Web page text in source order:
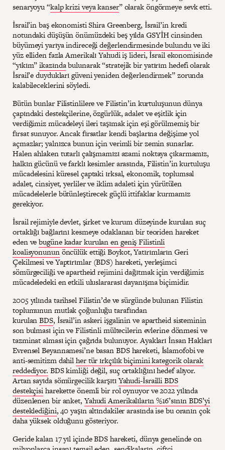
senaryoyu “kalp krizi veya kanser” olarak öngörmeye sevk etti.
İsrail’in baş ekonomisti Shira Greenberg, İsrail’in kredi
notundaki düşüşün önümüzdeki beş yılda GSYİH cinsinden
büyümeyi yarıya indireceğideğerlendirmesinde bulunduve iki
yüz elliden fazla Amerikalı Yahudi iş lideri, İsrail ekonomisinde
“yıkım”ikazındabulunarak “stratejik bir yatırım hedefi olarak
İsrail’e duydukları güveni yeniden değerlendirmek” zorunda
kalabileceklerini söyledi.
Bütün bunlar Filistinlilere ve Filistin’in kurtuluşunun dünya
çapındaki destekçilerine, özgürlük, adalet ve eşitlik için
verdiğimiz mücadeleyi ileri taşımak için eşi görülmemiş bir
fırsat sunuyor. Ancak fırsatlar kendi başlarına değişime yol
açmazlar; yalnızca bunun için verimli bir zemin sunarlar.
Halen ahlaken tutarlı çalışmamızı azami noktaya çıkarmamız,
halkın gücünü ve farklı kesimler arasında, Filistin’in kurtuluşu
mücadelesini küresel çaptaki ırksal, ekonomik, toplumsal
adalet, cinsiyet, yerliler ve iklim adaleti için yürütülen
mücadelelerle bütünleştirecek güçlü ittifaklar kurmamız
gerekiyor.
İsrail rejimiyle devlet, şirket ve kurum düzeyinde kurulan suç
ortaklığı bağlarını kesmeye odaklanan bir teoriden hareket
eden vebugüne kadar kurulan en geniş Filistinli
koalisyonununöncülük ettiği Boykot, Yatırımların Geri
Çekilmesi ve Yaptırımlar (BDS) hareketi, yerleşimci
sömürgeciliği ve apartheid rejimini dağıtmak için verdiğimiz
mücadeledeki en etkili uluslararası dayanışma biçimidir.
2005 yılında tarihsel Filistin’de ve sürgünde bulunan Filistin
toplumunun mutlak çoğunluğu tarafından
kurulanBDS, İsrail’in askeri işgalinin ve apartheid sisteminin
son bulması için ve Filistinli mültecilerin evlerine dönmesi ve
tazminat alması için çağrıda bulunuyor. Ayakları İnsan Hakları
Evrensel Beyannamesi’ne basan BDS hareketi, İslamofobi ve
anti-semitizm dahilher tür ırkçılık biçimini kategorik olarak
reddediyor. BDS kimliği değil, suç ortaklığını hedef alıyor.
Artan sayıda sömürgecilik karşıtıYahudi-İsrailli BDS
destekçisiharekette önemli bir rol oynuyor ve 2022 yılında
düzenlenen bir anket, Yahudi Amerikalıların %16’sının BDS’yi
desteklediğini, 40 yaşın altındakiler arasında ise bu oranın çok
daha yüksek olduğunu gösteriyor.
Geride kalan 17 yıl içinde BDS hareketi, dünya genelinde on